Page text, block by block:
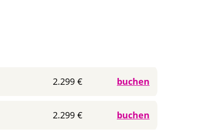
2.299 € buchen
2.299 € buchen